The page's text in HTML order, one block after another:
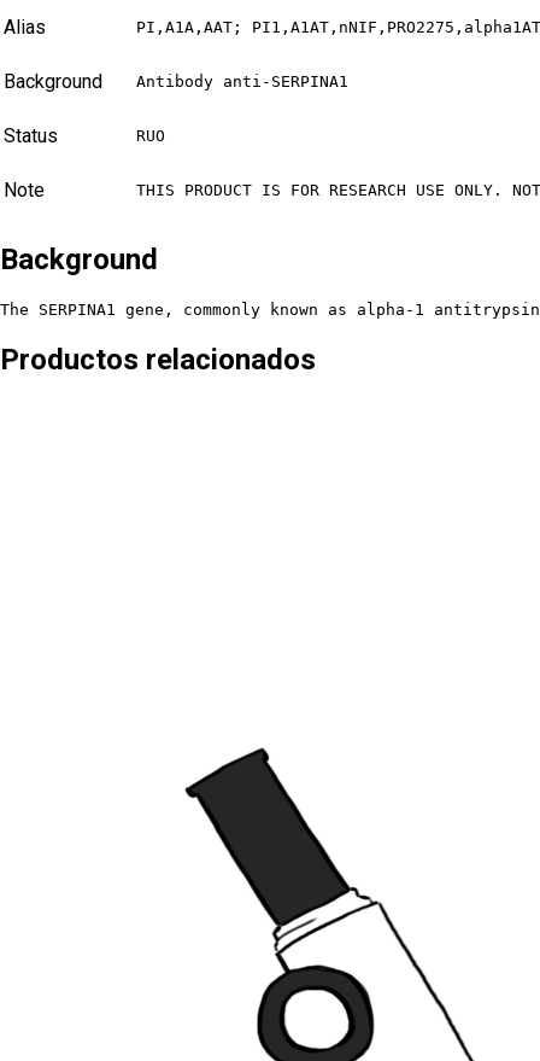
Alias PI,A1A,AAT;
Background Antibody anti-SERPINA1
Status RUO
Note THIS PRODUCT IS FOR RESEARCH USE ONLY.
Background
The SERPINA1 gene, commonly known as alpha-1
Productos relacionados